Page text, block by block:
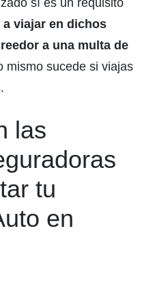
sí es un requisito
viajar en dichos
a una multa de
mismo sucede si viajas
las
tu
en